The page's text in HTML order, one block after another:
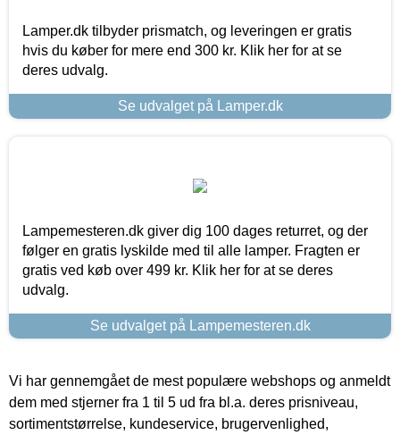
Lamper.dk tilbyder prismatch, og leveringen er gratis
hvis du køber for mere end 300 kr. Klik her for at se
deres udvalg.
Se udvalget på Lamper.dk
Lampemesteren.dk giver dig 100 dages returret, og der
følger en gratis lyskilde med til alle lamper. Fragten er
gratis ved køb over 499 kr. Klik her for at se deres
udvalg.
Se udvalget på Lampemesteren.dk
Vi har gennemgået de mest populære webshops og anmeldt
dem med stjerner fra 1 til 5 ud fra bl.a. deres prisniveau,
sortimentstørrelse, kundeservice, brugervenlighed,